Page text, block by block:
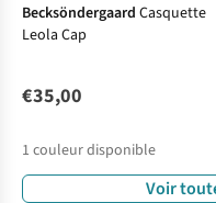
Becksöndergaard Casquette
Leola Cap
€35,00
1 couleur disponible
Voir